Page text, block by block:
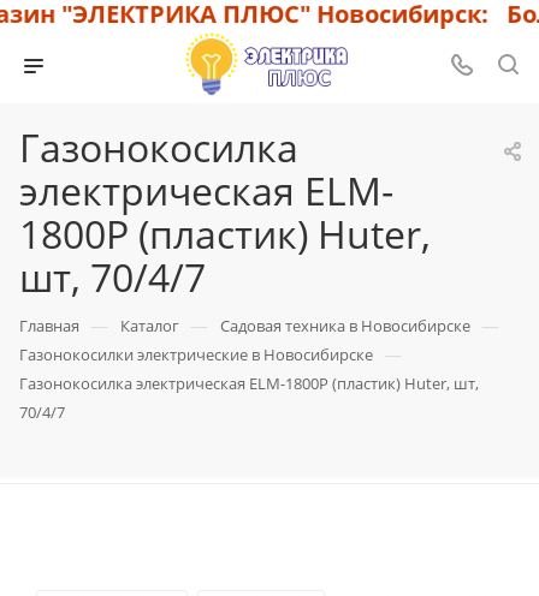
"ЭЛЕКТРИКА ПЛЮС" Новосибирск:
Газонокосилка
электрическая ELM-
1800P (пластик) Huter,
шт, 70/4/7
Главная — Каталог — Садовая техника в Новосибирске —
Газонокосилки электрические в Новосибирске —
Газонокосилка электрическая ELM-1800P (пластик) Huter, шт,
70/4/7